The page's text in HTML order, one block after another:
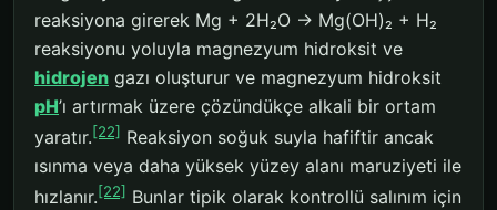
reaksiyona girerek Mg + 2H₂O → Mg(OH)₂ + H₂
reaksiyonu yoluyla magnezyum hidroksit ve
hidrojen gazı oluşturur ve magnezyum hidroksit
pH’ı artırmak üzere çözündükçe alkali bir ortam
yaratır.[22] Reaksiyon soğuk suyla hafiftir ancak
ısınma veya daha yüksek yüzey alanı maruziyeti ile
hızlanır.[22] Bunlar tipik olarak kontrollü salınım için